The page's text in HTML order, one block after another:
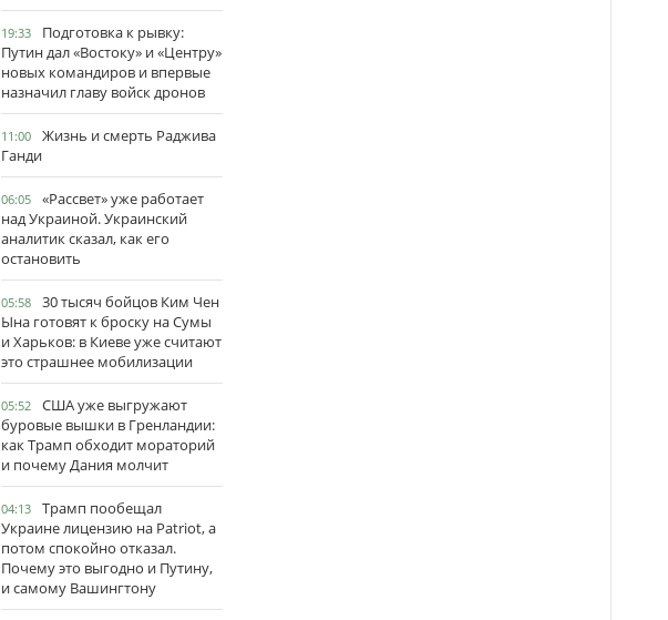
19:33
Подготовка к рывку:
Путин дал «Востоку» и «Центру»
новых командиров и впервые
назначил главу войск дронов
11:00
Жизнь и смерть Раджива
Ганди
06:05
«Рассвет» уже работает
над Украиной. Украинский
аналитик сказал, как его
остановить
05:58
30 тысяч бойцов Ким Чен
Ына готовят к броску на Сумы
и Харьков: в Киеве уже считают
это страшнее мобилизации
05:52
США уже выгружают
буровые вышки в Гренландии:
как Трамп обходит мораторий
и почему Дания молчит
04:13
Трамп пообещал
Украине лицензию на Patriot, а
потом спокойно отказал.
Почему это выгодно и Путину,
и самому Вашингтону